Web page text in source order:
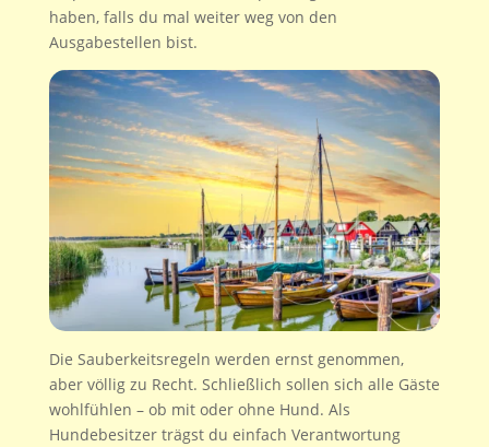
haben, falls du mal weiter weg von den
Ausgabestellen bist.
Die Sauberkeitsregeln werden ernst genommen,
aber völlig zu Recht. Schließlich sollen sich alle Gäste
wohlfühlen – ob mit oder ohne Hund. Als
Hundebesitzer trägst du einfach Verantwortung